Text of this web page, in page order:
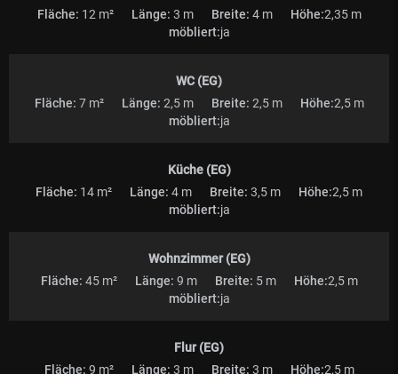
Fläche: 12 m² Länge: 3 m Breite: 4 m Höhe:2,35 m
möbliert:ja
WC (EG)
Fläche: 7 m² Länge: 2,5 m Breite: 2,5 m Höhe:2,5 m
möbliert:ja
Küche (EG)
Fläche: 14 m² Länge: 4 m Breite: 3,5 m Höhe:2,5 m
möbliert:ja
Wohnzimmer (EG)
Fläche: 45 m² Länge: 9 m Breite: 5 m Höhe:2,5 m
möbliert:ja
Flur (EG)
Fläche: 9 m² Länge: 3 m Breite: 3 m Höhe:2,5 m